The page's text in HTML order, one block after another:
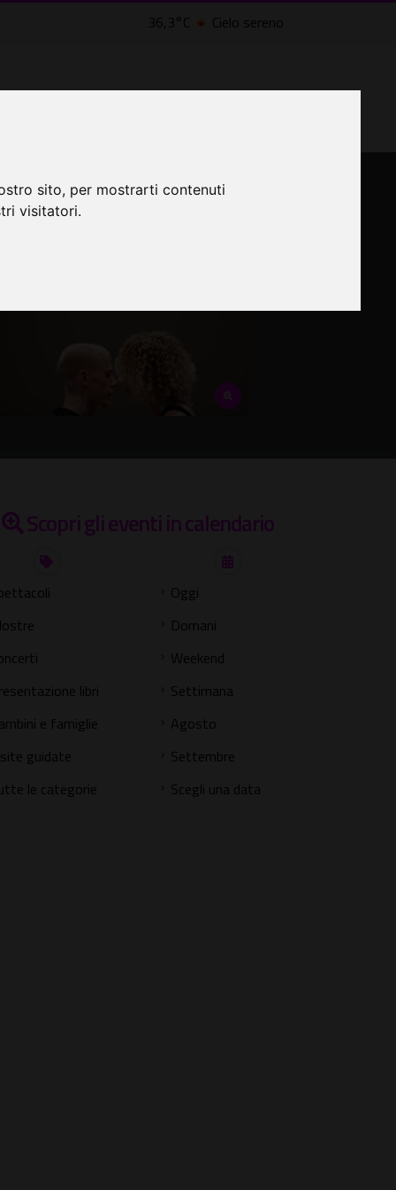
sito, per mostrarti contenuti
visitatori.
Civette
36,3°C Cielo sereno
Scopri gli eventi in calendario
libri
e famiglie
guidate
le categorie
Oggi
Domani
Weekend
Settimana
Agosto
Settembre
Scegli una data